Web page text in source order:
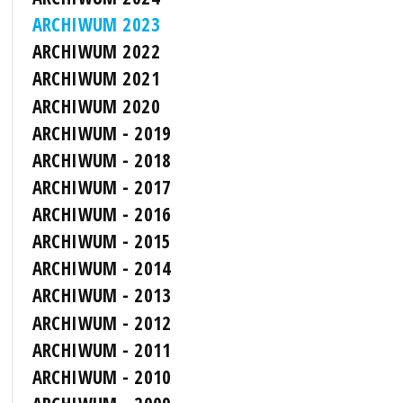
ARCHIWUM 2023
ARCHIWUM 2022
ARCHIWUM 2021
ARCHIWUM 2020
ARCHIWUM - 2019
ARCHIWUM - 2018
ARCHIWUM - 2017
ARCHIWUM - 2016
ARCHIWUM - 2015
ARCHIWUM - 2014
ARCHIWUM - 2013
ARCHIWUM - 2012
ARCHIWUM - 2011
ARCHIWUM - 2010